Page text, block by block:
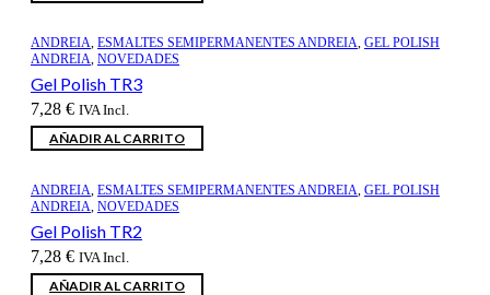
ANDREIA, ESMALTES SEMIPERMANENTES ANDREIA, GEL POLISH
ANDREIA, NOVEDADES
Gel Polish TR3
7,28 € IVA Incl.
AÑADIR AL CARRITO
ANDREIA, ESMALTES SEMIPERMANENTES ANDREIA, GEL POLISH
ANDREIA, NOVEDADES
Gel Polish TR2
7,28 € IVA Incl.
AÑADIR AL CARRITO